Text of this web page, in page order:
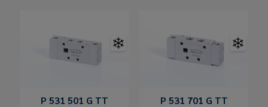
P 531 501 G TT P 531 701 G TT